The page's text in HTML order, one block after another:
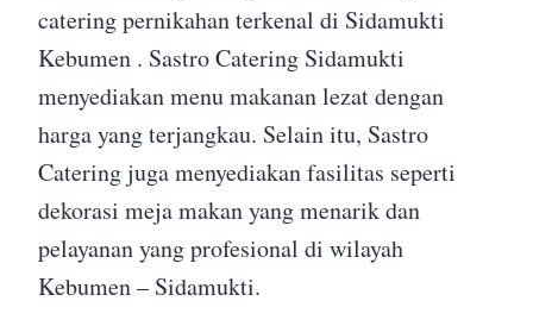
catering pernikahan terkenal di Sidamukti
Kebumen . Sastro Catering Sidamukti
menyediakan menu makanan lezat dengan
harga yang terjangkau. Selain itu, Sastro
Catering juga menyediakan fasilitas seperti
dekorasi meja makan yang menarik dan
pelayanan yang profesional di wilayah
Kebumen – Sidamukti.